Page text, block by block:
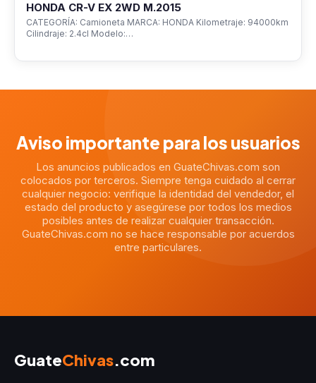
HONDA CR-V EX 2WD M.2015
CATEGORÍA: Camioneta MARCA: HONDA Kilometraje: 94000km
Cilindraje: 2.4cl Modelo:…
Aviso importante para los usuarios
Los anuncios publicados en GuateChivas.com son
colocados por terceros. Siempre tenga cuidado al cerrar
cualquier negocio: verifique la identidad del vendedor, el
estado del producto y asegúrese por todos los medios
posibles antes de realizar cualquier transacción.
GuateChivas.com no se hace responsable por acuerdos
entre particulares.
GuateChivas.com